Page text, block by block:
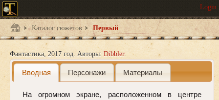
Каталог сюжетов Первый
Фантастика 2017 год. Авторы: Dibbler
Вводная Персонажи Материалы
На огромном экране, расположенном в центре